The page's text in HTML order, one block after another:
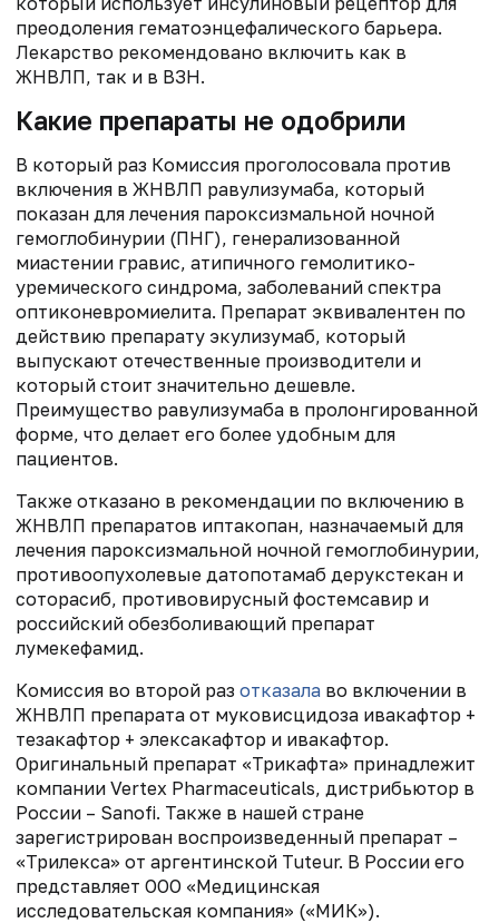
преодоления гематоэнцефалического барьера.
Лекарство рекомендовано включить как в
ЖНВЛП, так и в ВЗН.
Какие препараты не одобрили
В который раз Комиссия проголосовала против
включения в ЖНВЛП равулизумаба, который
показан для лечения пароксизмальной ночной
гемоглобинурии (ПНГ), генерализованной
миастении гравис, атипичного гемолитико-
уремического синдрома, заболеваний спектра
оптиконевромиелита. Препарат эквивалентен по
действию препарату экулизумаб, который
выпускают отечественные производители и
который стоит значительно дешевле.
Преимущество равулизумаба в пролонгированной
форме, что делает его более удобным для
пациентов.
Также отказано в рекомендации по включению в
ЖНВЛП препаратов иптакопан, назначаемый для
лечения пароксизмальной ночной гемоглобинурии,
противоопухолевые датопотамаб дерукстекан и
соторасиб, противовирусный фостемсавир и
российский обезболивающий препарат
лумекефамид.
Комиссия во второй раз отказала во включении в
ЖНВЛП препарата от муковисцидоза ивакафтор +
тезакафтор + элексакафтор и ивакафтор.
Оригинальный препарат «Трикафта» принадлежит
компании Vertex Pharmaceuticals, дистрибьютор в
России – Sanofi. Также в нашей стране
зарегистрирован воспроизведенный препарат –
«Трилекса» от аргентинской Tuteur. В России его
представляет ООО «Медицинская
исследовательская компания» («МИК»).